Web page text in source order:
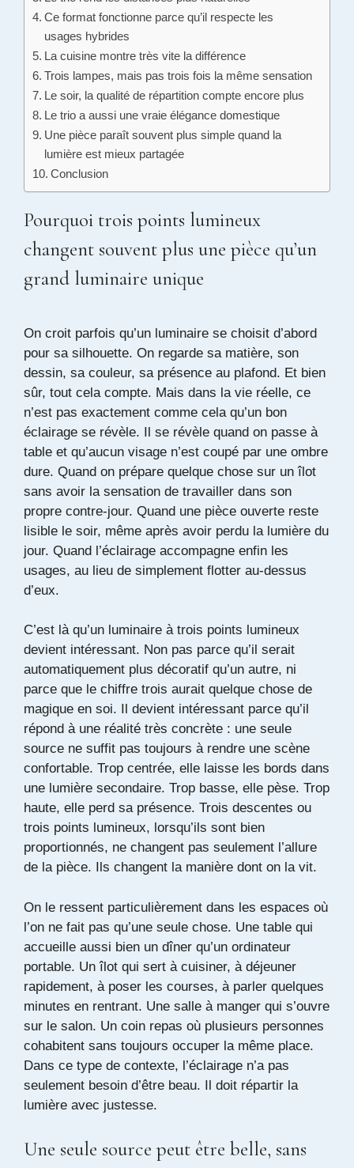
Ce format fonctionne parce qu’il respecte les
usages hybrides
La cuisine montre très vite la différence
Trois lampes, mais pas trois fois la même sensation
Le soir, la qualité de répartition compte encore plus
Le trio a aussi une vraie élégance domestique
Une pièce paraît souvent plus simple quand la
lumière est mieux partagée
Conclusion
Pourquoi trois points lumineux
changent souvent plus une pièce qu’un
grand luminaire unique
On croit parfois qu’un luminaire se choisit d’abord
pour sa silhouette. On regarde sa matière, son
dessin, sa couleur, sa présence au plafond. Et bien
sûr, tout cela compte. Mais dans la vie réelle, ce
n’est pas exactement comme cela qu’un bon
éclairage se révèle. Il se révèle quand on passe à
table et qu’aucun visage n’est coupé par une ombre
dure. Quand on prépare quelque chose sur un îlot
sans avoir la sensation de travailler dans son
propre contre-jour. Quand une pièce ouverte reste
lisible le soir, même après avoir perdu la lumière du
jour. Quand l’éclairage accompagne enfin les
usages, au lieu de simplement flotter au-dessus
d’eux.
C’est là qu’un luminaire à trois points lumineux
devient intéressant. Non pas parce qu’il serait
automatiquement plus décoratif qu’un autre, ni
parce que le chiffre trois aurait quelque chose de
magique en soi. Il devient intéressant parce qu’il
répond à une réalité très concrète : une seule
source ne suffit pas toujours à rendre une scène
confortable. Trop centrée, elle laisse les bords dans
une lumière secondaire. Trop basse, elle pèse. Trop
haute, elle perd sa présence. Trois descentes ou
trois points lumineux, lorsqu’ils sont bien
proportionnés, ne changent pas seulement l’allure
de la pièce. Ils changent la manière dont on la vit.
On le ressent particulièrement dans les espaces où
l’on ne fait pas qu’une seule chose. Une table qui
accueille aussi bien un dîner qu’un ordinateur
portable. Un îlot qui sert à cuisiner, à déjeuner
rapidement, à poser les courses, à parler quelques
minutes en rentrant. Une salle à manger qui s’ouvre
sur le salon. Un coin repas où plusieurs personnes
cohabitent sans toujours occuper la même place.
Dans ce type de contexte, l’éclairage n’a pas
seulement besoin d’être beau. Il doit répartir la
lumière avec justesse.
Une seule source peut être belle, sans